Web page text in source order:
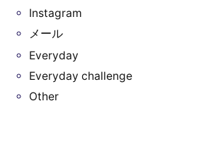
Instagram
メール
Everyday
Everyday challenge
Other